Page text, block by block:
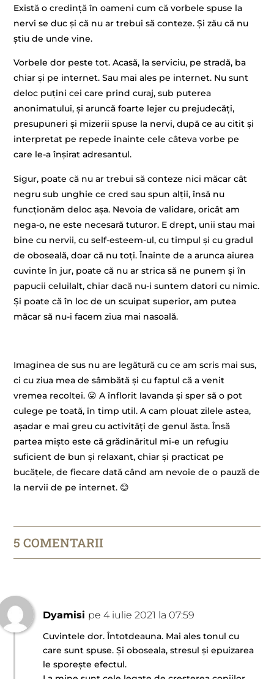
Există o credință în oameni cum că vorbele spuse la
nervi se duc și că nu ar trebui să conteze. Și zău că nu
știu de unde vine.
Vorbele dor peste tot. Acasă, la serviciu, pe stradă, ba
chiar și pe internet. Sau mai ales pe internet. Nu sunt
deloc puțini cei care prind curaj, sub puterea
anonimatului, și aruncă foarte lejer cu prejudecăți,
presupuneri și mizerii spuse la nervi, după ce au citit și
interpretat pe repede înainte cele câteva vorbe pe
care le-a înșirat adresantul.
Sigur, poate că nu ar trebui să conteze nici măcar cât
negru sub unghie ce cred sau spun alții, însă nu
funcționăm deloc așa. Nevoia de validare, oricât am
nega-o, ne este necesară tuturor. E drept, unii stau mai
bine cu nervii, cu self-esteem-ul, cu timpul și cu gradul
de oboseală, doar că nu toți. Înainte de a arunca aiurea
cuvinte în jur, poate că nu ar strica să ne punem și în
papucii celuilalt, chiar dacă nu-i suntem datori cu nimic.
Și poate că în loc de un scuipat superior, am putea
măcar să nu-i facem ziua mai nasoală.
Imaginea de sus nu are legătură cu ce am scris mai sus,
ci cu ziua mea de sâmbătă și cu faptul că a venit
vremea recoltei. 😛 A înflorit lavanda și sper să o pot
culege pe toată, în timp util. A cam plouat zilele astea,
așadar e mai greu cu activități de genul ăsta. Însă
partea mișto este că grădinăritul mi-e un refugiu
suficient de bun și relaxant, chiar și practicat pe
bucățele, de fiecare dată când am nevoie de o pauză de
la nervii de pe internet. 😊
5 COMENTARII
Dyamisi pe 4 iulie 2021 la 07:59
Cuvintele dor. Întotdeauna. Mai ales tonul cu
care sunt spuse. Și oboseala, stresul și epuizarea
le sporește efectul.